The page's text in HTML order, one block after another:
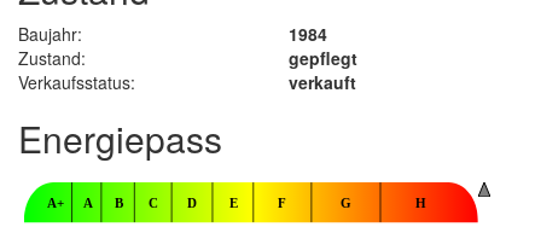
Baujahr:
1984
Zustand:
gepflegt
Verkaufsstatus:
verkauft
Energiepass